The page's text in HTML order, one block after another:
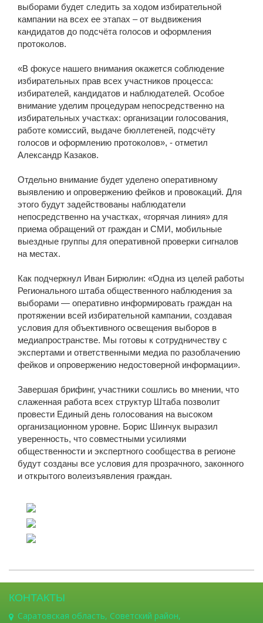
выборами будет следить за ходом избирательной
кампании на всех ее этапах – от выдвижения
кандидатов до подсчёта голосов и оформления
протоколов.
«В фокусе нашего внимания окажется соблюдение
избирательных прав всех участников процесса:
избирателей, кандидатов и наблюдателей. Особое
внимание уделим процедурам непосредственно на
избирательных участках: организации голосования,
работе комиссий, выдаче бюллетеней, подсчёту
голосов и оформлению протоколов», - отметил
Александр Казаков.
Отдельно внимание будет уделено оперативному
выявлению и опровержению фейков и провокаций. Для
этого будут задействованы наблюдатели
непосредственно на участках, «горячая линия» для
приема обращений от граждан и СМИ, мобильные
выездные группы для оперативной проверки сигналов
на местах.
Как подчеркнул Иван Бирюлин: «Одна из целей работы
Регионального штаба общественного наблюдения за
выборами — оперативно информировать граждан на
протяжении всей избирательной кампании, создавая
условия для объективного освещения выборов в
медиапространстве. Мы готовы к сотрудничеству с
экспертами и ответственными медиа по разоблачению
фейков и опровержению недостоверной информации».
Завершая брифинг, участники сошлись во мнении, что
слаженная работа всех структур Штаба позволит
провести Единый день голосования на высоком
организационном уровне. Борис Шинчук выразил
уверенность, что совместными усилиями
общественности и экспертного сообщества в регионе
будут созданы все условия для прозрачного, законного
и открытого волеизъявления граждан.
КОНТАКТЫ
Саратовская область, Советский район,